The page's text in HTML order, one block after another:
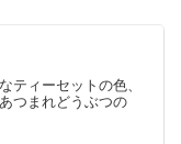
ティーセットの色、
つまれどうぶつの